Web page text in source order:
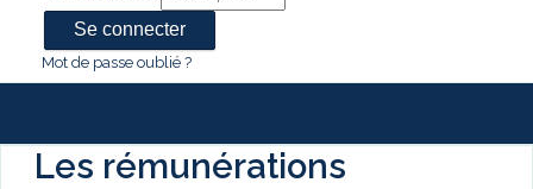
Mot de passe oublié ?
Les rémunérations